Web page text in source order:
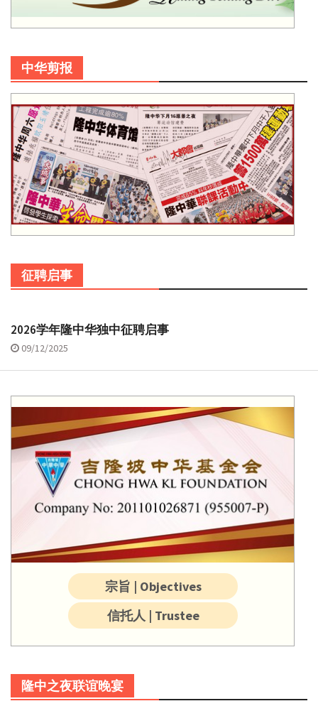
中华剪报
征聘启事
2026学年隆中华独中征聘启事
09/12/2025
宗旨 | Objectives
信托人 | Trustee
隆中之夜联谊晚宴